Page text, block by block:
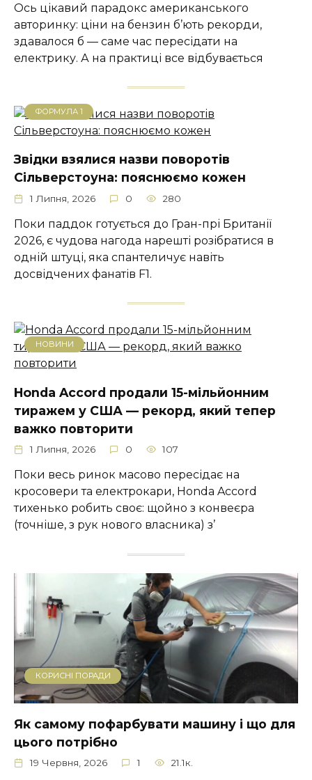
Ось цікавий парадокс американського
авторинку: ціни на бензин б’ють рекорди,
здавалося б — саме час пересідати на
електрику. А на практиці все відбувається
ФОРМУЛА 1
Звідки взялися назви поворотів
Сільверстоуна: пояснюємо кожен
1 Липня, 2026 0 280
Поки паддок готується до Гран-прі Британії
2026, є чудова нагода нарешті розібратися в
одній штуці, яка спантеличує навіть
досвідчених фанатів F1.
НОВИНИ
Honda Accord продали 15-мільйонним
тиражем у США — рекорд, який тепер
важко повторити
1 Липня, 2026 0 107
Поки весь ринок масово пересідає на
кросовери та електрокари, Honda Accord
тихенько робить своє: щойно з конвеєра
(точніше, з рук нового власника) з’
КОРИСНІ ПОРАДИ
Як самому пофарбувати машину і що для
цього потрібно
19 Червня, 2026 1 21.1к.